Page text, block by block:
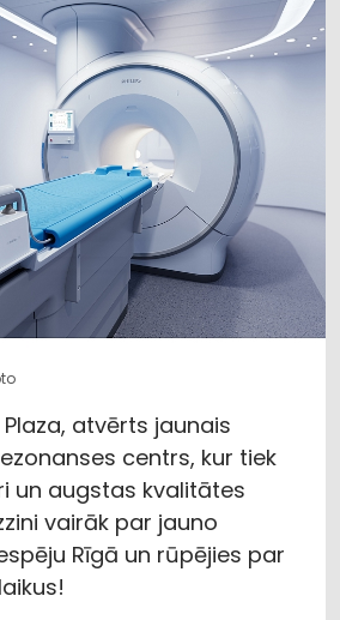
atvērts jaunais
centrs, kur tiek
un augstas kvalitātes
vairāk par jauno
Rīgā un rūpējies par